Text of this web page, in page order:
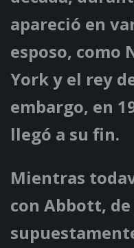
apareció en
esposo, como
York y el rey
embargo, en
llegó a su fin.
Mientras
con Abbott,